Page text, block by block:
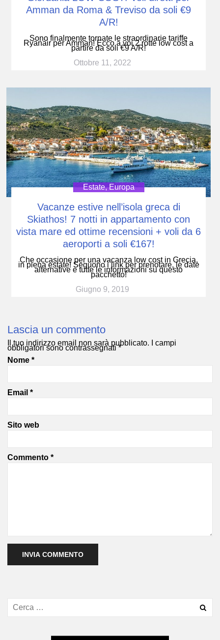
Amman da Roma & Treviso da soli €9
A/R!
Sono finalmente tornate le straordinarie tariffe
Ryanair per Amman! Ecco a voi 2 rotte low cost a
partire da soli €9 A/R!
Ottobre 11, 2022
Estate,Europa
Vacanze estive nell’isola greca di
Skiathos! 7 notti in appartamento con
vista mare ed ottime recensioni + voli da 6
aeroporti a soli €167!
Che occasione per una vacanza low cost in Grecia,
in piena estate! Seguono i link per prenotare, le date
alternative e tutte le informazioni su questo
pacchetto!
Giugno 9, 2019
Lascia un commento
Il tuo indirizzo email non sarà pubblicato. I campi
obbligatori sono contrassegnati*
Nome *
Email *
Sito web
Commento *